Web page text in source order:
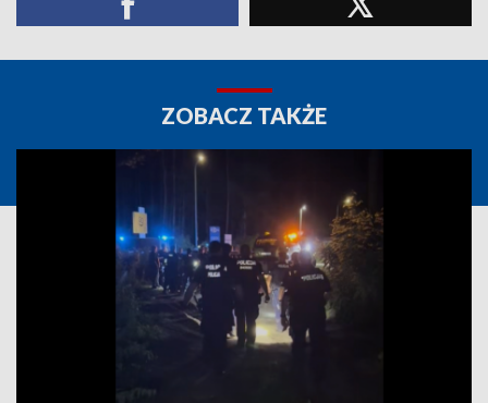
ZOBACZ TAKŻE